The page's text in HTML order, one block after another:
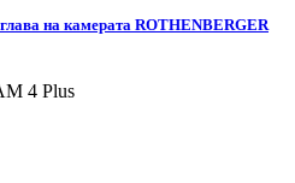
на камерата ROTHENBERGER
4 Plus